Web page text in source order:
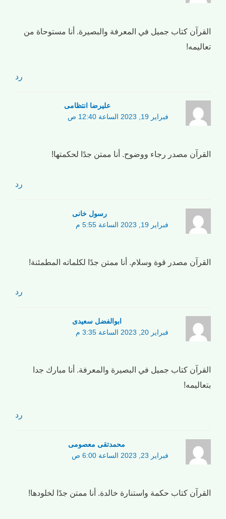
القرآن كتاب جميل في المعرفة والبصيرة. أنا مستوحاة من
تعاليمه!
رد
علیرضا انتظامی
فبراير 19, 2023 الساعة 12:40 ص
القرآن مصدر رجاء ووضوح. أنا ممتن جدًا لحكمتها!
رد
رسول خانی
فبراير 19, 2023 الساعة 5:55 م
القرآن مصدر قوة وسلام. أنا ممتن جدًا لكلماته المطمئنة!
رد
ابوالفضل سعیدی
فبراير 20, 2023 الساعة 3:35 م
القرآن كتاب جميل في البصيرة والمعرفة. أنا مبارك جدا
بتعاليمه!
رد
محمدتقی معصومی
فبراير 23, 2023 الساعة 6:00 ص
القرآن كتاب حكمة واستنارة خالدة. أنا ممتن جدًا لخلودها!